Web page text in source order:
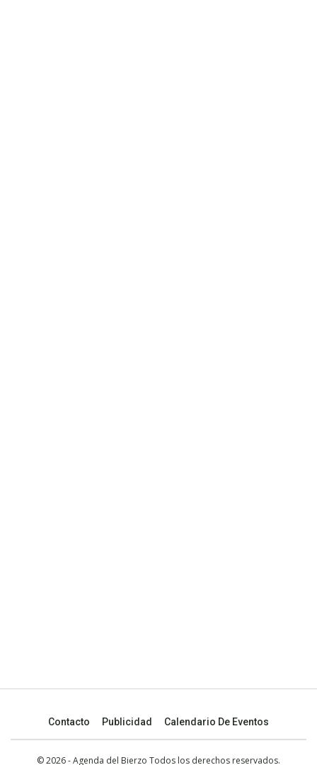
Contacto Publicidad Calendario De Eventos
© 2026 - Agenda del Bierzo Todos los derechos reservados.